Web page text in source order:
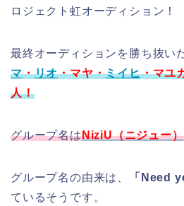
ロジェクト虹オーディション！
最終オーディションを勝ち抜い
マ・リオ・マヤ・ミイヒ・マユ
人！
グループ名はNiziU（ニジュー）
グループ名の由来は、 「Need
ているそうです。